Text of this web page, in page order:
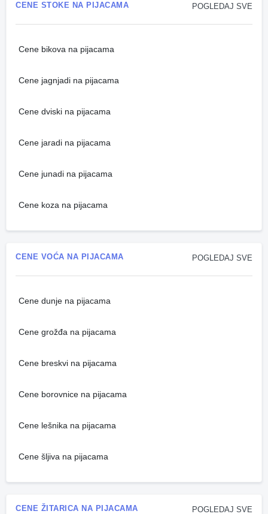
POGLEDAJ SVE
CENE STOKE NA PIJACAMA
Cene bikova na pijacama
Cene jagnjadi na pijacama
Cene dviski na pijacama
Cene jaradi na pijacama
Cene junadi na pijacama
Cene koza na pijacama
POGLEDAJ SVE
CENE VOĆA NA PIJACAMA
Cene dunje na pijacama
Cene grožđa na pijacama
Cene breskvi na pijacama
Cene borovnice na pijacama
Cene lešnika na pijacama
Cene šljiva na pijacama
POGLEDAJ SVE
CENE ŽITARICA NA PIJACAMA